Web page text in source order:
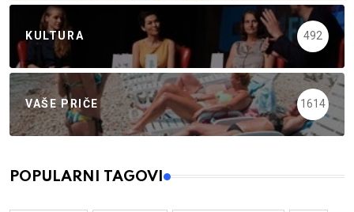
KULTURA 492
VAŠE PRIČE 1614
POPULARNI TAGOVI